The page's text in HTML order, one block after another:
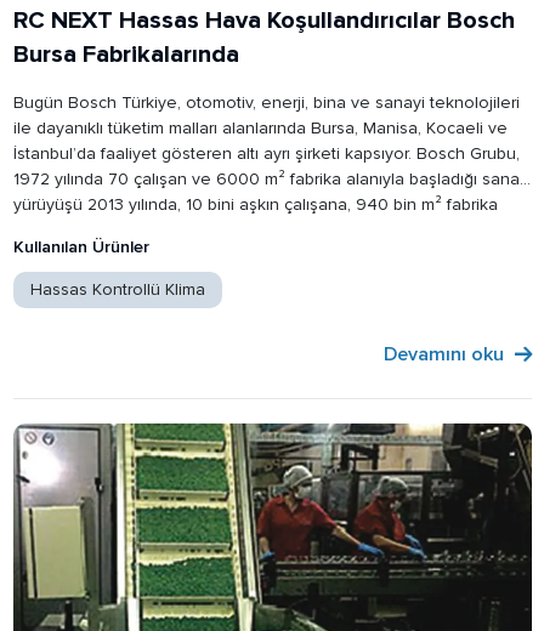
RC NEXT Hassas Hava Koşullandırıcılar Bosch
Bursa Fabrikalarında
Bugün Bosch Türkiye, otomotiv, enerji, bina ve sanayi teknolojileri
ile dayanıklı tüketim malları alanlarında Bursa, Manisa, Kocaeli ve
İstanbul’da faaliyet gösteren altı ayrı şirketi kapsıyor. Bosch Grubu,
1972 yılında 70 çalışan ve 6000 m² fabrika alanıyla başladığı sanayi
yürüyüşü 2013 yılında, 10 bini aşkın çalışana, 940 bin m² fabrika
Kullanılan Ürünler
Hassas Kontrollü Klima
Devamını oku